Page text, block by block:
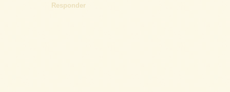
Responder